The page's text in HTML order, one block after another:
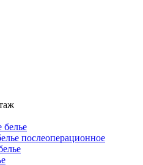
послеоперационное